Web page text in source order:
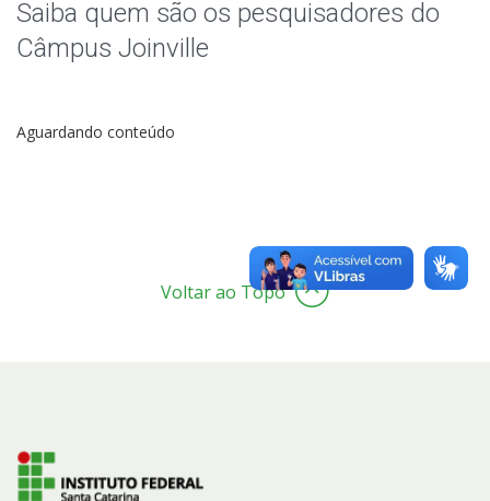
Pesquisa com dados/entrevistas institucionais
Saiba quem são os pesquisadores do
Câmpus Joinville
Aguardando conteúdo
Voltar ao Topo